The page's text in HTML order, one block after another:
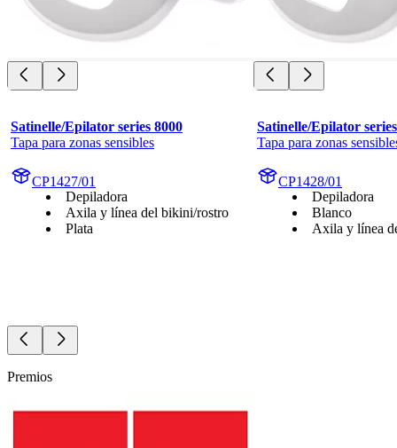
Satinelle/Epilator series 8000
Tapa para zonas sensibles
CP1427/01
Depiladora
Axila y línea del bikini/rostro
Plata
Satinelle/Epilator
Tapa para zonas
CP1428/01
Depiladora
Blanco
Axila y línea
Premios